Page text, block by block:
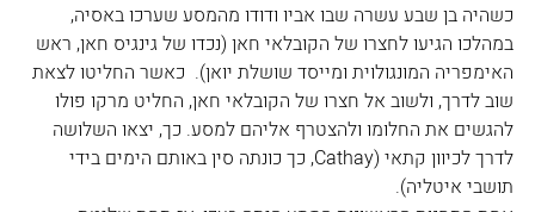
כשהיה בן שבע עשרה שבו אביו ודודו מהמסע שערכו באסיה,
במהלכו הגיעו לחצרו של הקובלאי חאן (נכדו של גינגיס חאן, ראש
האימפריה המונגולוית ומייסד שושלת יואן).  כאשר החליטו לצאת
שוב לדרך, ולשוב אל חצרו של הקובלאי חאן, החליט מרקו פולו
להגשים את החלומו ולהצטרף אליהם למסע. כך, יצאו השלושה
לדרך לכיוון קתאי (Cathay, כך כונתה סין באותם הימים בידי
תושבי איטליה).